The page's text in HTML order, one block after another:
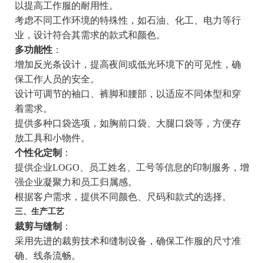
以提高工作服的耐用性。
考虑不同工作环境的特殊性，如石油、化工、电力等行
业，设计符合其需求的款式和颜色。
多功能性：
增加反光条设计，提高夜间或低光环境下的可见性，确
保工作人员的安全。
设计可调节的袖口、裤脚和腰部，以适应不同体型和穿
着需求。
提供多种口袋选项，如胸前口袋、大腿口袋等，方便存
放工具和小物件。
个性化定制 ：
提供企业LOGO、员工姓名、工号等信息的印制服务，增
强企业凝聚力和员工归属感。
根据客户需求，提供不同颜色、尺码和款式的选择。
三、生产工艺
裁剪与缝制 ：
采用先进的裁剪技术和缝制设备，确保工作服的尺寸准
确、线条流畅。